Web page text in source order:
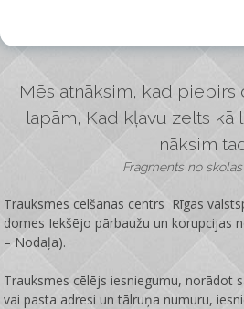
Mēs atnāksim, kad piebirs
lapām, Kad kļavu zelts kā
nāksim
Fragments no
Trauksmes celšanas centrs Rīgas
domes Iekšējo pārbaužu un korupcijas
– Nodaļa).
Trauksmes cēlējs iesniegumu, norādot
vai pasta adresi un tālruņa numuru,